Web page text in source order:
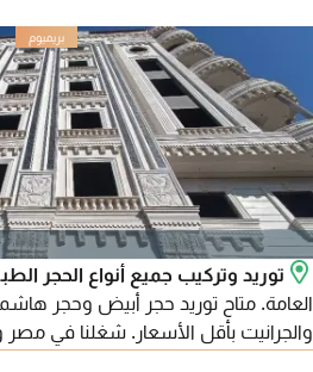
توريد وتركيب جميع أنواع الحجر
العامة. متاح توريد حجر أبيض وحجر
والجرانيت بأقل الأسعار. شغلنا في مصر